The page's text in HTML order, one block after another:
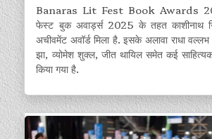
Banaras Lit Fest Book Awards
फेस्ट बुक अवार्ड्स 2025 के तहत काशीनाथ
अचीवमेंट अवॉर्ड मिला है. इसके अलावा राधा वल्लभ
झा, व्योमेश शुक्ल, जीत थायिल समेत कई
किया गया है.